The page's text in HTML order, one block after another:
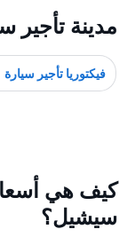
مدينة تأجير
فيكتوريا تأجير سيارة
كيف هي
سيشيل؟